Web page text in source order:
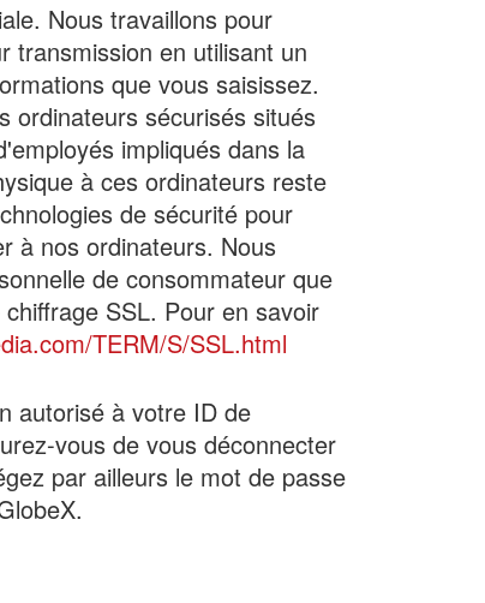
Nous travaillons pour
transmission en utilisant un
que vous saisissez.
ordinateurs sécurisés situés
impliqués dans la
à ces ordinateurs reste
de sécurité pour
à nos ordinateurs. Nous
de consommateur que
SSL. Pour en savoir
TERM/S/SSL.html
autorisé à votre ID de
vous de vous déconnecter
par ailleurs le mot de passe